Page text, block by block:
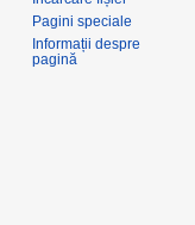
Pagini speciale
Informații despre
pagină